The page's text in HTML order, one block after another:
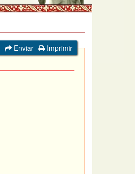
Enviar
Imprimir